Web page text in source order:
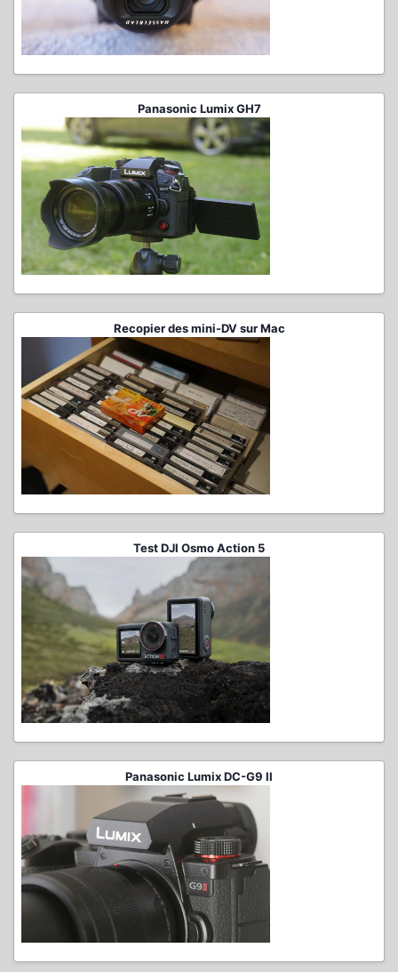
Panasonic Lumix GH7
Recopier des mini-DV sur Mac
Test DJI Osmo Action 5
Panasonic Lumix DC-G9 II